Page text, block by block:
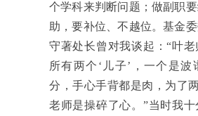
个学科来判断问题；做副职
助，要补位、不越位。基金
守著处长曾对我谈起：“叶老
所有两个‘儿子’， 一个是波
分，手心手背都是肉，为了
老师是操碎了心。 ”当时我十